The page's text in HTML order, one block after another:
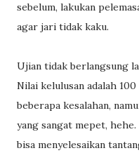
sebelum, lakukan
agar jari tidak kaku.
Ujian tidak berlangsung
Nilai kelulusan adalah
beberapa kesalahan,
yang sangat mepet, hehe.
bisa menyelesaikan